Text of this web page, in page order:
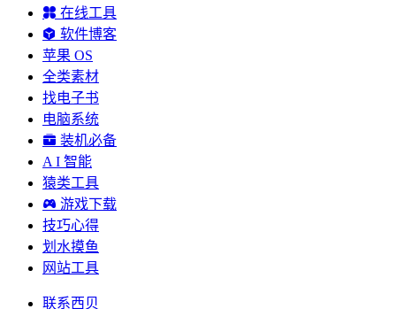
在线工具
软件博客
苹果 OS
全类素材
找电子书
电脑系统
装机必备
A I 智能
猿类工具
游戏下载
技巧心得
划水摸鱼
网站工具
联系西贝